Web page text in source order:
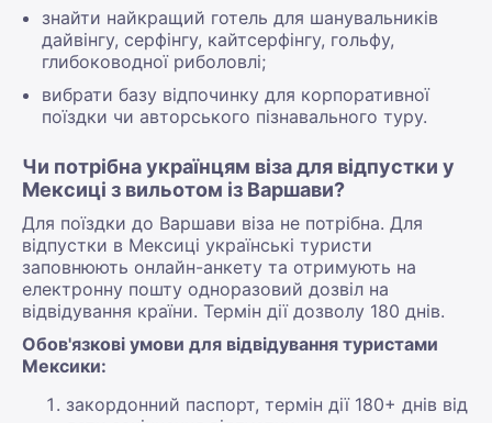
знайти найкращий готель для шанувальників
дайвінгу, серфінгу, кайтсерфінгу, гольфу,
глибоководної риболовлі;
вибрати базу відпочинку для корпоративної
поїздки чи авторського пізнавального туру.
Чи потрібна українцям віза для відпустки у
Мексиці з вильотом із Варшави?
Для поїздки до Варшави віза не потрібна. Для
відпустки в Мексиці українські туристи
заповнюють онлайн-анкету та отримують на
електронну пошту одноразовий дозвіл на
відвідування країни. Термін дії дозволу 180 днів.
Обов'язкові умови для відвідування туристами
Мексики:
закордонний паспорт, термін дії 180+ днів від